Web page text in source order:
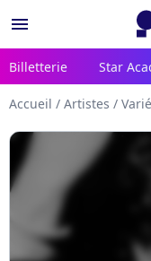
menu
Billetterie Star
Accueil / Artistes /